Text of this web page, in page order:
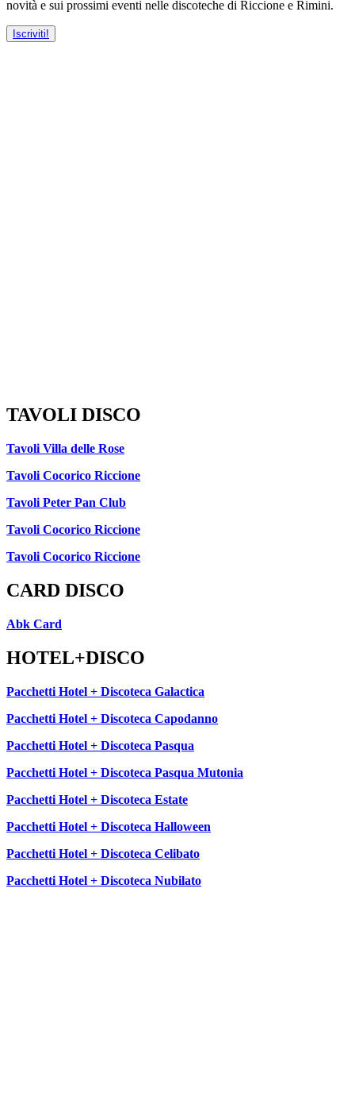
novità e sui prossimi eventi nelle discoteche di Riccione e Rimini.
Iscriviti!
TAVOLI DISCO
Tavoli Villa delle Rose
Tavoli Cocorico Riccione
Tavoli Peter Pan Club
Tavoli Cocorico Riccione
Tavoli Cocorico Riccione
CARD DISCO
Abk Card
HOTEL+DISCO
Pacchetti Hotel + Discoteca Galactica
Pacchetti Hotel + Discoteca Capodanno
Pacchetti Hotel + Discoteca Pasqua
Pacchetti Hotel + Discoteca Pasqua Mutonia
Pacchetti Hotel + Discoteca Estate
Pacchetti Hotel + Discoteca Halloween
Pacchetti Hotel + Discoteca Celibato
Pacchetti Hotel + Discoteca Nubilato